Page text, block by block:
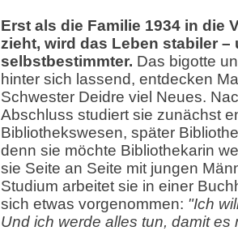
Erst als die Familie 1934 in die
zieht, wird das Leben stabiler –
selbstbestimmter. Das bigotte
hinter sich lassend, entdecken
Schwester Deidre viel Neues.
Abschluss studiert sie zunächst
Bibliothekswesen, später
denn sie möchte Bibliothekarin
sie Seite an Seite mit jungen
Studium arbeitet sie in einer
sich etwas vorgenommen: "Ich
Und ich werde alles tun, damit es